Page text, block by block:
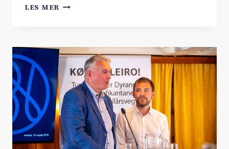
LES MER VILLREINFOLKET
RV